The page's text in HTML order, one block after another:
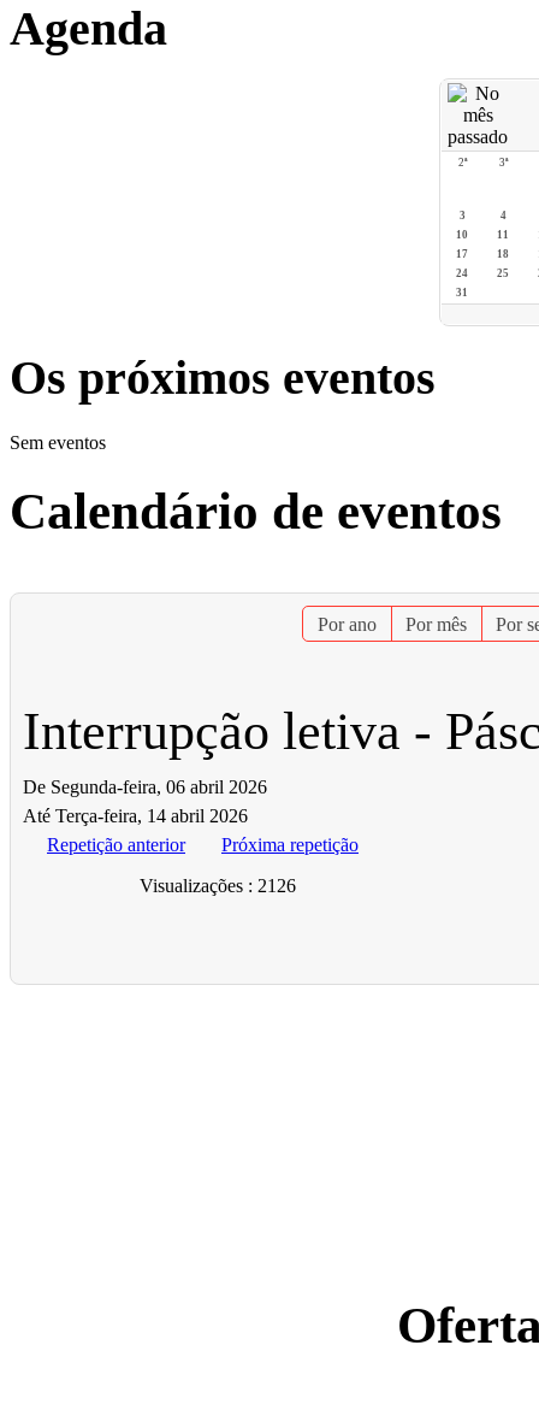
Agenda
2ª 3ª
3
4
10
11
17
18
24
25
31
Os próximos eventos
Sem eventos
Calendário de eventos
Por ano Por mês Por
Interrupção letiva -
De Segunda-feira, 06 abril 2026
Até Terça-feira, 14 abril 2026
Repetição anterior
Próxima repetição
Visualizações: 2126